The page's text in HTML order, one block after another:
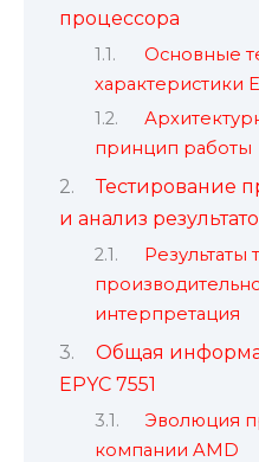
процессора
Основные
характеристики
принцип работы
Тестирование
и анализ
Результаты
интерпретация
Общая
EPYC 7551
Эволюция
компании AMD